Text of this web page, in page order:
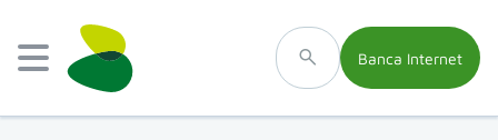
Banca Internet